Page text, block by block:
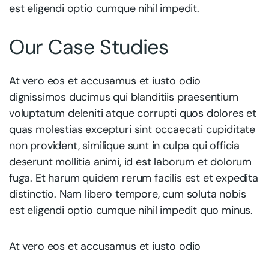
est eligendi optio cumque nihil impedit.
Our Case Studies
At vero eos et accusamus et iusto odio
dignissimos ducimus qui blanditiis praesentium
voluptatum deleniti atque corrupti quos dolores et
quas molestias excepturi sint occaecati cupiditate
non provident, similique sunt in culpa qui officia
deserunt mollitia animi, id est laborum et dolorum
fuga. Et harum quidem rerum facilis est et expedita
distinctio. Nam libero tempore, cum soluta nobis
est eligendi optio cumque nihil impedit quo minus.
At vero eos et accusamus et iusto odio